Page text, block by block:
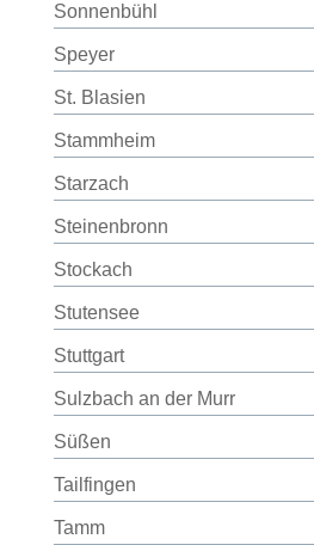
Sonnenbühl
Speyer
St. Blasien
Stammheim
Starzach
Steinenbronn
Stockach
Stutensee
Stuttgart
Sulzbach an der Murr
Süßen
Tailfingen
Tamm